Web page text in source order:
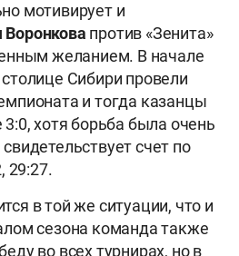
мотивирует и
Воронкова против «Зенита»
желанием. В начале
Сибири провели
и тогда казанцы
хотя борьба была очень
счет по
29:27.
в той же ситуации, что и
сезона команда также
во всех турнирах, но в